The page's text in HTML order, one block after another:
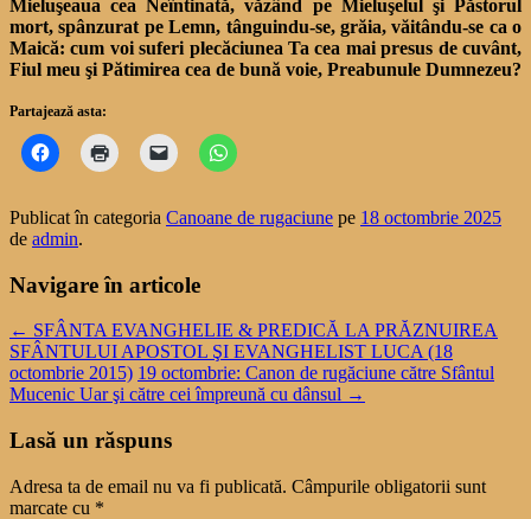
Mieluşeaua cea Neîntinată, văzând pe Mieluşelul şi Păsto­rul
mort, spânzurat pe Lemn, tânguindu-se, grăia, văitându-se ca o
Maică: cum voi su­feri plecăciunea Ta cea mai presus de cuvânt,
Fiul meu şi Pătimirea cea de bună voie, Preabunule Dumnezeu?
Partajează asta:
Publicat în categoria Canoane de rugaciune pe 18 octombrie 2025
de admin.
Navigare în articole
← SFÂNTA EVANGHELIE & PREDICĂ LA PRĂZNUIREA
SFÂNTULUI APOSTOL ŞI EVANGHELIST LUCA (18
octombrie 2015) 19 octombrie: Canon de rugăciune către Sfântul
Mucenic Uar şi către cei împreună cu dânsul →
Lasă un răspuns
Adresa ta de email nu va fi publicată. Câmpurile obligatorii sunt
marcate cu *